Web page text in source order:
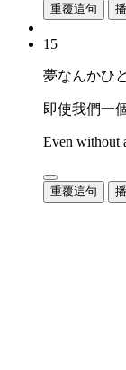
重覆這句
15
夢なんかひ
即使我們一
Even without
重覆這句